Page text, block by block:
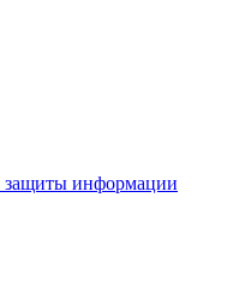
защиты информации